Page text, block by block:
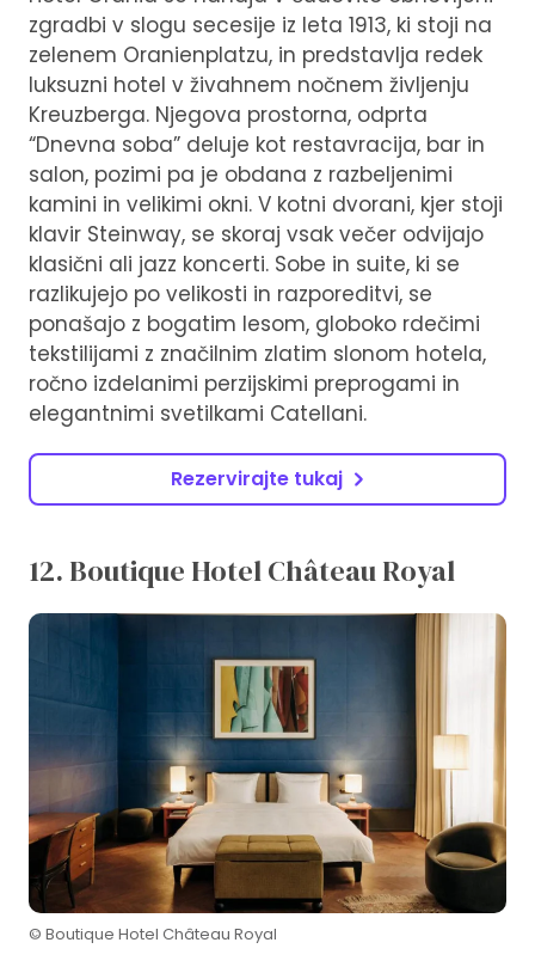
zgradbi v slogu secesije iz leta 1913, ki stoji na
zelenem Oranienplatzu, in predstavlja redek
luksuzni hotel v živahnem nočnem življenju
Kreuzberga. Njegova prostorna, odprta
“Dnevna soba” deluje kot restavracija, bar in
salon, pozimi pa je obdana z razbeljenimi
kamini in velikimi okni. V kotni dvorani, kjer stoji
klavir Steinway, se skoraj vsak večer odvijajo
klasični ali jazz koncerti. Sobe in suite, ki se
razlikujejo po velikosti in razporeditvi, se
ponašajo z bogatim lesom, globoko rdečimi
tekstilijami z značilnim zlatim slonom hotela,
ročno izdelanimi perzijskimi preprogami in
elegantnimi svetilkami Catellani.
Rezervirajte tukaj
12. Boutique Hotel Château Royal
© Boutique Hotel Château Royal